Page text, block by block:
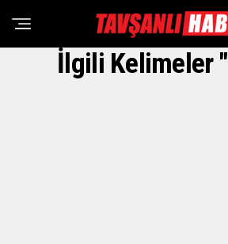
İlgili Kelimeler